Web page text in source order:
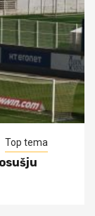
Top tema